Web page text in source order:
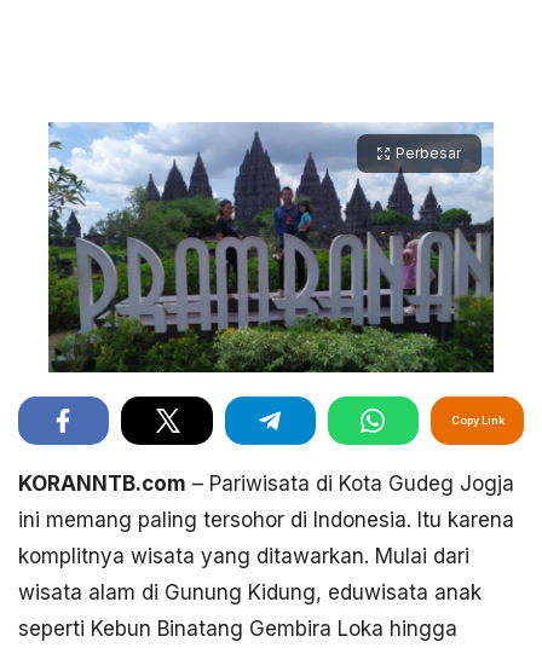
Perbesar
Copy Link
KORANNTB.com – Pariwisata di Kota Gudeg Jogja
ini memang paling tersohor di Indonesia. Itu karena
komplitnya wisata yang ditawarkan. Mulai dari
wisata alam di Gunung Kidung, eduwisata anak
seperti Kebun Binatang Gembira Loka hingga